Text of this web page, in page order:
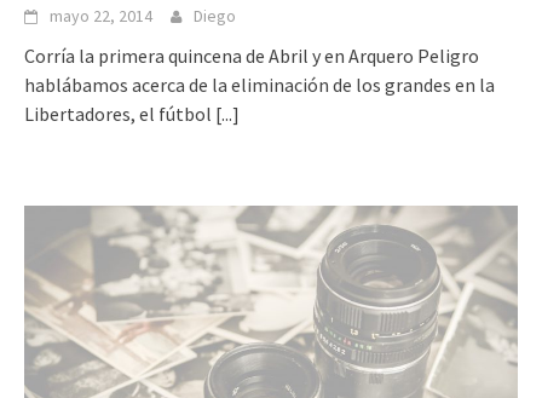
mayo 22, 2014 Diego
Corría la primera quincena de Abril y en Arquero Peligro
hablábamos acerca de la eliminación de los grandes en la
Libertadores, el fútbol [...]